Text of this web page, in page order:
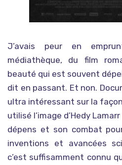
J’avais peur en
médiathèque, du film
beauté qui est souvent
dit en passant. Et non.
ultra intéressant sur la
utilisé l’image d’Hedy
dépens et son combat
inventions et avancées
c’est suffisamment connu